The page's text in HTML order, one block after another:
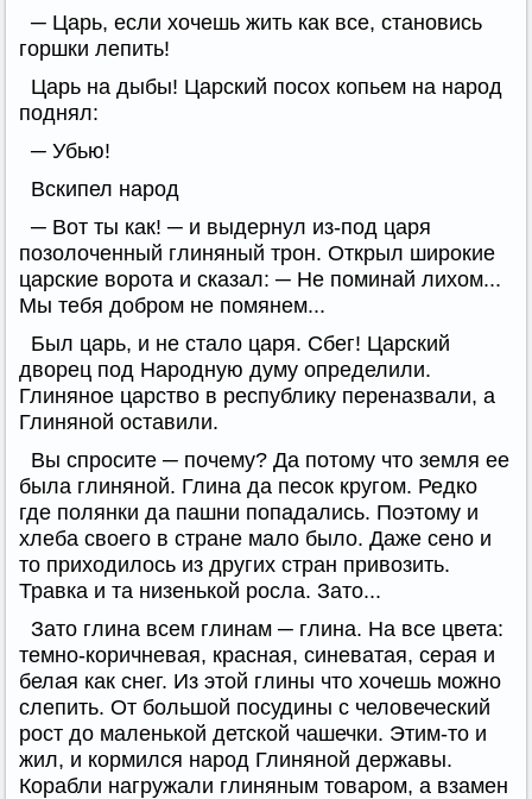
─ Царь, если хочешь жить как все, становись
горшки лепить!
Царь на дыбы! Царский посох копьем на народ
поднял:
─ Убью!
Вскипел народ
─ Вот ты как! ─ и выдернул из-под царя
позолоченный глиняный трон. Открыл широкие
царские ворота и сказал: ─ Не поминай лихом...
Мы тебя добром не помянем...
Был царь, и не стало царя. Сбег! Царский
дворец под Народную думу определили.
Глиняное царство в республику переназвали, а
Глиняной оставили.
Вы спросите ─ почему? Да потому что земля ее
была глиняной. Глина да песок кругом. Редко
где полянки да пашни попадались. Поэтому и
хлеба своего в стране мало было. Даже сено и
то приходилось из других стран привозить.
Травка и та низенькой росла. Зато...
Зато глина всем глинам ─ глина. На все цвета:
темно-коричневая, красная, синеватая, серая и
белая как снег. Из этой глины что хочешь можно
слепить. От большой посудины с человеческий
рост до маленькой детской чашечки. Этим-то и
жил, и кормился народ Глиняной державы.
Корабли нагружали глиняным товаром, а взамен